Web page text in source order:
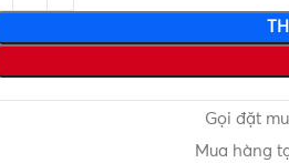
Gọi đặt
Mua hàng